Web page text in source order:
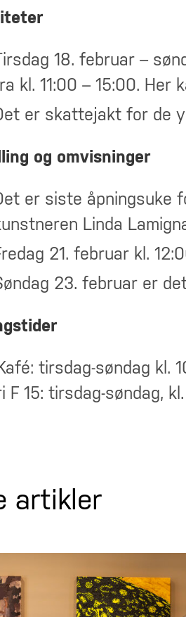
Tirsdag 18. februar –
kl. 11:00 – 15:00. Her
er skattejakt for de
og omvisninger
er siste åpningsuke
Linda
21. februar kl.
23. februar er
é: tirsdag-søndag kl.
F 15: tirsdag-søndag,
artikler